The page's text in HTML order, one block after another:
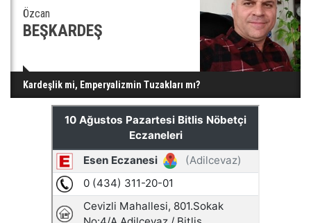
Özcan
BEŞKARDEŞ
Kardeşlik mi, Emperyalizmin Tuzakları mı?